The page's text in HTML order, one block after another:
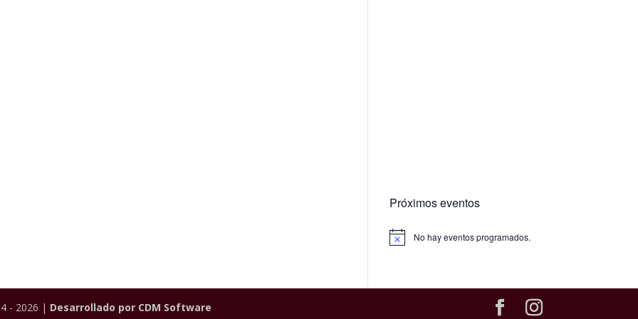
Próximos eventos
No hay eventos programados.
- 2026 | Desarrollado por CDM Software